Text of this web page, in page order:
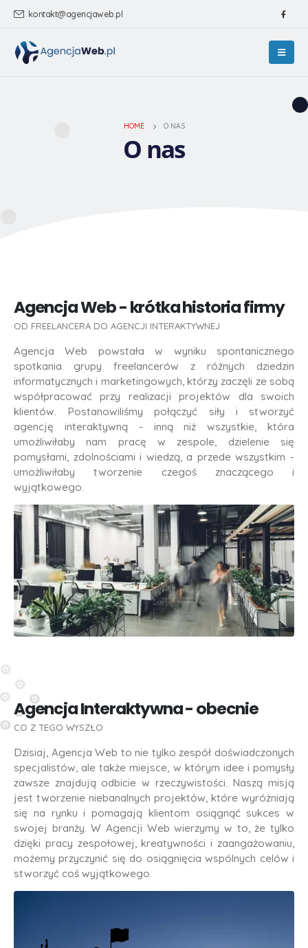
kontakt@agencjaweb.pl
HOME O NAS
O nas
Agencja Web - krótka historia firmy
OD FREELANCERA DO AGENCJI INTERAKTYWNEJ
Agencja Web powstała w wyniku spontanicznego
spotkania grupy freelancerów z różnych dziedzin
informatycznych i marketingowych, którzy zaczęli ze sobą
współpracować przy realizacji projektów dla swoich
klientów. Postanowiliśmy połączyć siły i stworzyć
agencję interaktywną - inną niż wszystkie, która
umożliwiłaby nam pracę w zespole, dzielenie się
pomysłami, zdolnościami i wiedzą, a przede wszystkim -
umożliwiłaby tworzenie czegoś znaczącego i
wyjątkowego.
Agencja Interaktywna - obecnie
CO Z TEGO WYSZŁO
Dzisiaj, Agencja Web to nie tylko zespół doświadczonych
specjalistów, ale także miejsce, w którym idee i pomysły
zawsze znajdują odbicie w rzeczywistości. Naszą misją
jest tworzenie niebanalnych projektów, które wyróżniają
się na rynku i pomagają klientom osiągnąć sukces w
swojej branży. W Agencji Web wierzymy w to, że tylko
dzięki pracy zespołowej, kreatywności i zaangażowaniu,
możemy przyczynić się do osiągnięcia wspólnych celów i
stworzyć coś wyjątkowego.